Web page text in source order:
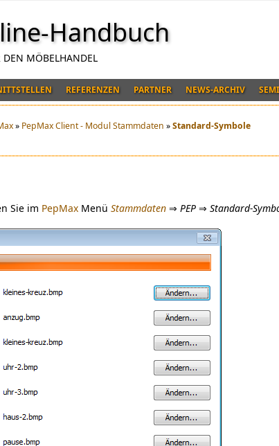
Handbuch
DEN MÖBELHANDEL
REFERENZEN PARTNER NEWS-ARCHIV
» PepMax Client - Modul Stammdaten »Standard-Symbole
Sie im PepMax Menü Stammdaten ⇒ PEP ⇒ Standard-